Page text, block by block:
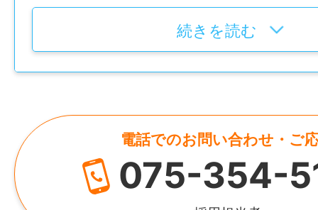
HOPPA唐崎駅 520-0106 滋賀県大津市唐
HOPPA衣川湖岸緑地 520-0244 滋賀県大
＜草津市＞
HOPPA草津野村園 525-0027 滋賀県草津
フォーレT3 1階
HOPPA草津大路園 525-0032 滋賀県草津
HOPPA南草津駅前園 525-0050 滋賀県草
会社概要
社名
株式会社HOPPA
設立
代表者
続きを読む
電話でのお問い合わせ・ご
075-354-